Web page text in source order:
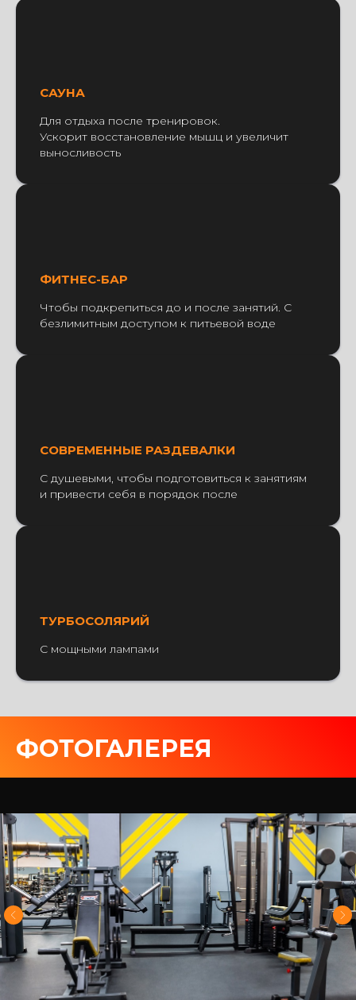
САУНА
Для отдыха после тренировок.
Ускорит восстановление мышц и увеличит
выносливость
ФИТНЕС-БАР
Чтобы подкрепиться до и после занятий. С
безлимитным доступом к питьевой воде
СОВРЕМЕННЫЕ РАЗДЕВАЛКИ
С душевыми, чтобы подготовиться к занятиям
и привести себя в порядок после
ТУРБОСОЛЯРИЙ
С мощными лампами
ФОТОГАЛЕРЕЯ